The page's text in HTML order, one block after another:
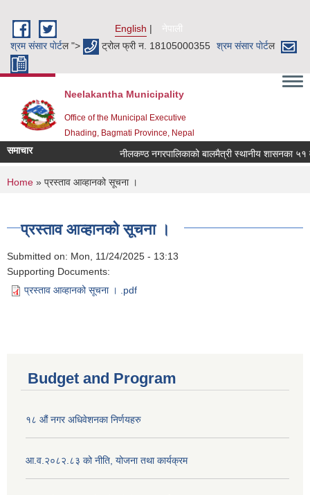
English
नेपाली
श्रम संसार पाेर्टल "> ट्रोल फ्री न. 18105000355 श्रम संसार पाेर्टल
Neelakantha Municipality
Office of the Municipal Executive
Dhading, Bagmati Province, Nepal
समाचार नीलकण्ठ नगरपालिकाको बालमैत्री स्थानीय शासनका ५१
You are here
Home » प्रस्ताव आव्हानको सूचना ।
प्रस्ताव आव्हानको सूचना ।
Submitted on: Mon, 11/24/2025 - 13:13
Supporting Documents:
प्रस्ताव आव्हानको सूचना । .pdf
Budget and Program
१८ औं नगर अधिवेशनका निर्णयहरु
आ.व.२०८२.८३ को नीति, योजना तथा कार्यक्रम